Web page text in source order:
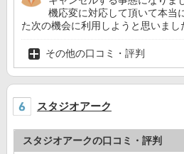
機応変に対応して頂いて本当
た次の機会に利用しようと思いまし
その他の口コミ・評判
スタジオアーク
スタジオアークの口コミ・評判